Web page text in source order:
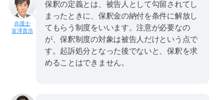
富澤貴浩
保釈の定義とは、被告人として勾留されてし
まったときに、保釈金の納付を条件に解放し
てもらう制度をいいます。注意が必要なの
が、保釈制度の対象は被告人だけという点で
す。起訴処分となった後でないと、保釈を求
めることはできません。